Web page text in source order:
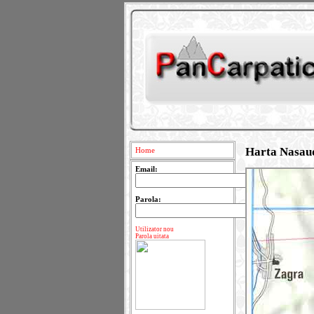
Home
Email:
Parola:
Utilizator nou
Parola uitata
Harta